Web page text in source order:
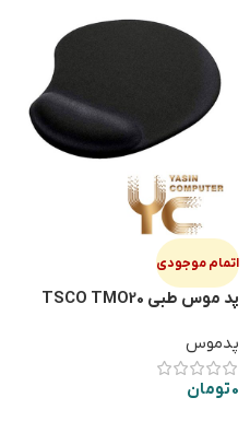
اتمام موجودی
پد موس طبی TSCO TMO20
پدموس
0تومان